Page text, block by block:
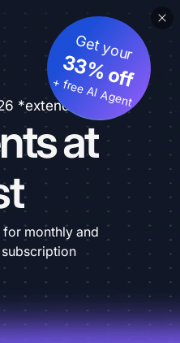
*extended
at
Get your
33% off
+ free AI Agent
for monthly and